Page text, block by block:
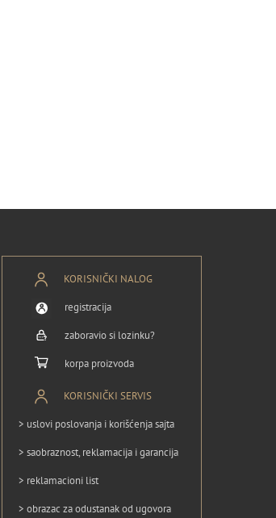
KORISNIČKI NALOG
registracija
zaboravio si lozinku?
korpa proizvoda
KORISNIČKI SERVIS
> uslovi poslovanja i korišćenja sajta
> saobraznost, reklamacija i garancija
> reklamacioni list
> obrazac za odustanak od ugovora